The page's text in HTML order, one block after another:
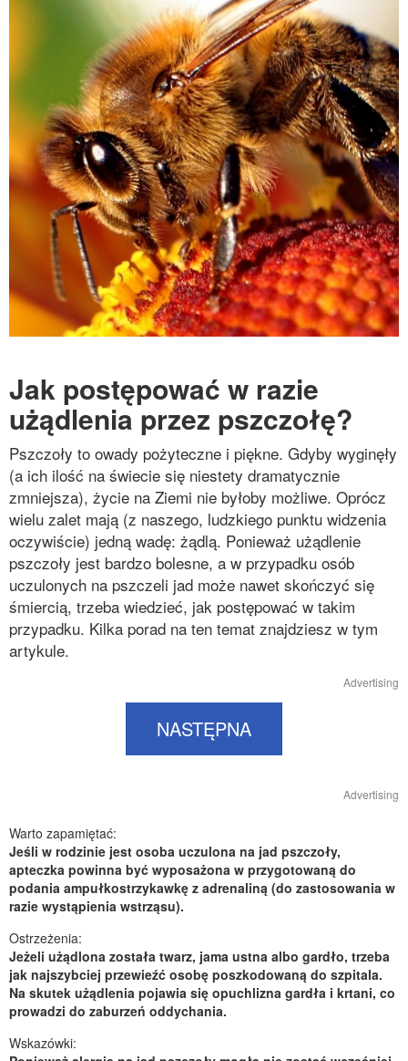
Jak postępować w razie
użądlenia przez pszczołę?
Pszczoły to owady pożyteczne i piękne. Gdyby wyginęły
(a ich ilość na świecie się niestety dramatycznie
zmniejsza), życie na Ziemi nie byłoby możliwe. Oprócz
wielu zalet mają (z naszego, ludzkiego punktu widzenia
oczywiście) jedną wadę: żądlą. Ponieważ użądlenie
pszczoły jest bardzo bolesne, a w przypadku osób
uczulonych na pszczeli jad może nawet skończyć się
śmiercią, trzeba wiedzieć, jak postępować w takim
przypadku. Kilka porad na ten temat znajdziesz w tym
artykule.
Advertising
NASTĘPNA
Advertising
Warto zapamiętać:
Jeśli w rodzinie jest osoba uczulona na jad pszczoły,
apteczka powinna być wyposażona w przygotowaną do
podania ampułkostrzykawkę z adrenaliną (do zastosowania w
razie wystąpienia wstrząsu).
Ostrzeżenia:
Jeżeli użądlona została twarz, jama ustna albo gardło, trzeba
jak najszybciej przewieźć osobę poszkodowaną do szpitala.
Na skutek użądlenia pojawia się opuchlizna gardła i krtani, co
prowadzi do zaburzeń oddychania.
Wskazówki: